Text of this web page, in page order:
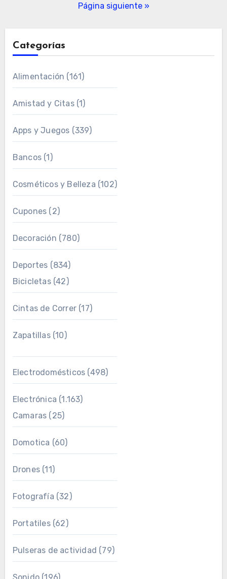
Página siguiente »
Categorías
Alimentación (161)
Amistad y Citas(1)
Apps y Juegos (339)
Bancos(1)
Cosméticos y Belleza (102)
Cupones (2)
Decoración (780)
Deportes (834)
Bicicletas(42)
Cintas de Correr(17)
Zapatillas(10)
Electrodomésticos (498)
Electrónica (1.163)
Camaras (25)
Domotica (60)
Drones(11)
Fotografía (32)
Portatiles(62)
Pulseras de actividad (79)
Sonido(196)